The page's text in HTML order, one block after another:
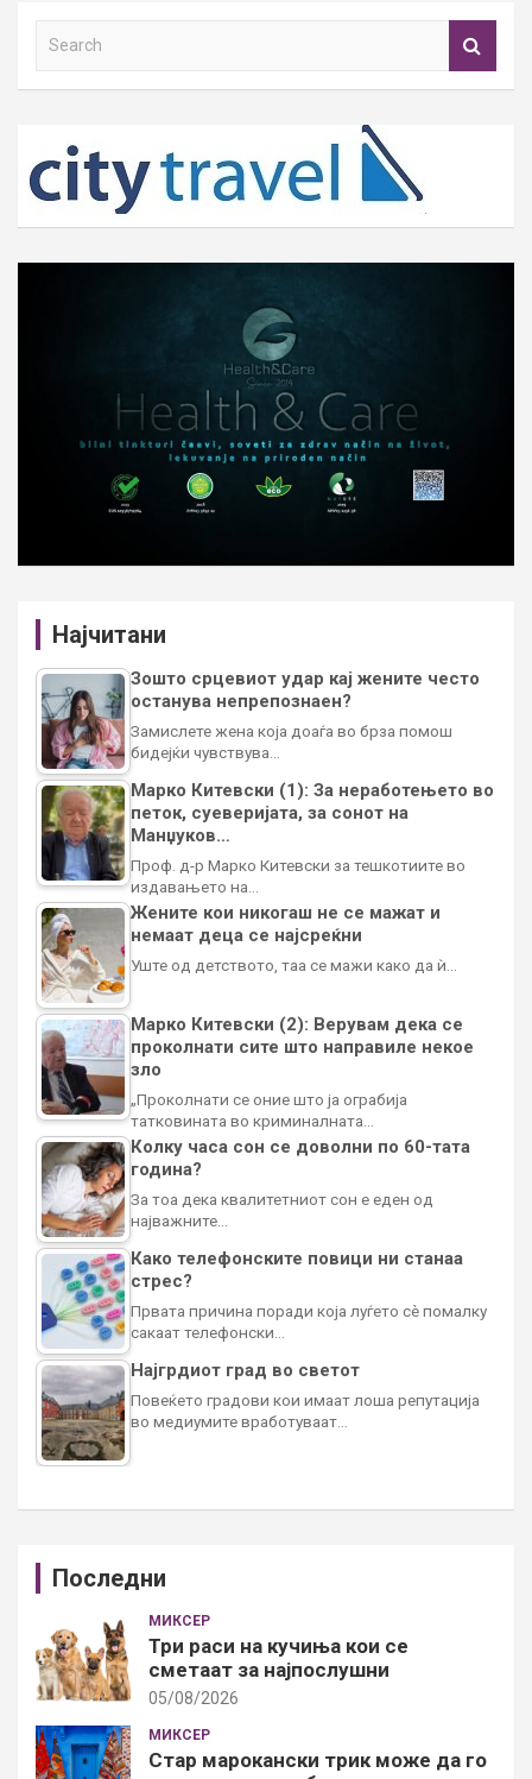
h
Најчитани
Зошто срцевиот удар кај жените често
останува непрепознаен?
Замислете жена која доаѓа во брза помош
бидејќи чувствува…
Марко Китевски (1): За неработењето во
петок, суеверијата, за сонот на
Манџуков…
Проф. д-р Марко Китевски за тешкотиите во
издавањето на…
Жените кои никогаш не се мажат и
немаат деца се најсреќни
Уште од детството, таа се мажи како да ѝ…
Марко Китевски (2): Верувам дека се
проколнати сите што направиле некое
зло
„Проколнати се оние што ја ограбија
татковината во криминалната…
Колку часа сон се доволни по 60-тата
година?
За тоа дека квалитетниот сон е еден од
најважните…
Како телефонските повици ни станаа
стрес?
Првата причина поради која луѓето сè помалку
сакаат телефонски…
Најгрдиот град во светот
Повеќето градови кои имаат лоша репутација
во медиумите вработуваат…
Последни
МИКСЕР
Три раси на кучиња кои се
сметаат за најпослушни
05/08/2026
МИКСЕР
Стар марокански трик може да го